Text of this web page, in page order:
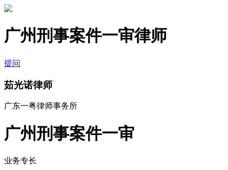
广州刑事案件一审律师
提问
茹光诺律师
广东一粤律师事务所
广州刑事案件一审
业务专长